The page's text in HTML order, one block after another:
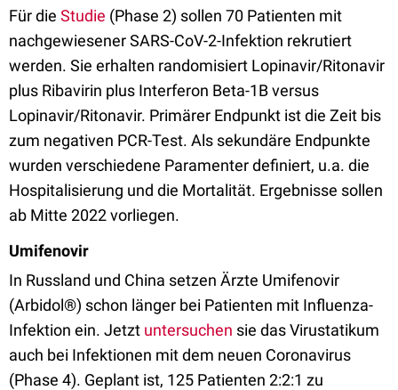
Für die Studie (Phase 2) sollen 70 Patienten mit
nachgewiesener SARS-CoV-2-Infektion rekrutiert
werden. Sie erhalten randomisiert Lopinavir/Ritonavir
plus Ribavirin plus Interferon Beta-1B versus
Lopinavir/Ritonavir. Primärer Endpunkt ist die Zeit bis
zum negativen PCR-Test. Als sekundäre Endpunkte
wurden verschiedene Paramenter definiert, u.a. die
Hospitalisierung und die Mortalität. Ergebnisse sollen
ab Mitte 2022 vorliegen.
Umifenovir
In Russland und China setzen Ärzte Umifenovir
(Arbidol®) schon länger bei Patienten mit Influenza-
Infektion ein. Jetzt untersuchen sie das Virustatikum
auch bei Infektionen mit dem neuen Coronavirus
(Phase 4). Geplant ist, 125 Patienten 2:2:1 zu